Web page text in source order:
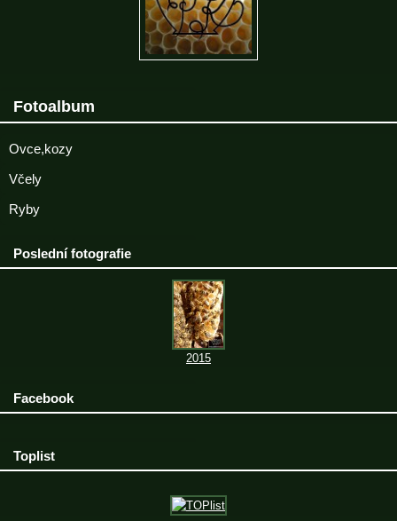
Fotoalbum
Ovce,kozy
Včely
Ryby
Poslední fotografie
2015
Facebook
Toplist